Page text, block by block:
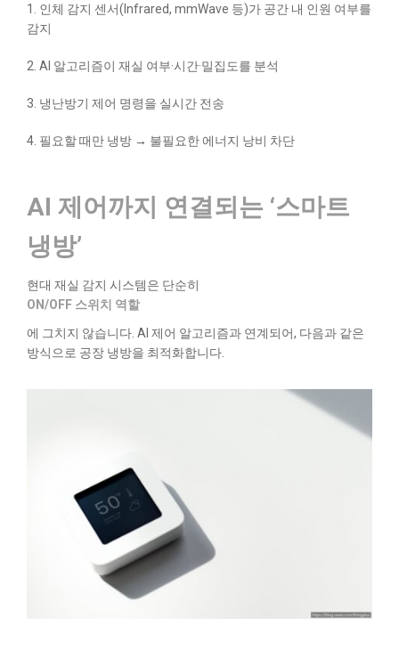
1. 인체 감지 센서(Infrared, mmWave 등)가 공간 내 인원 여부를
감지
2. AI 알고리즘이 재실 여부·시간·밀집도를 분석
3. 냉난방기 제어 명령을 실시간 전송
4. 필요할 때만 냉방 → 불필요한 에너지 낭비 차단
AI 제어까지 연결되는 ‘스마트
냉방’
현대 재실 감지 시스템은 단순히
ON/OFF 스위치 역할
에 그치지 않습니다. AI 제어 알고리즘과 연계되어, 다음과 같은
방식으로 공장 냉방을 최적화합니다.